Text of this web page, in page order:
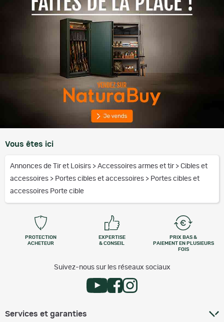
Vous êtes ici
Annonces de Tir et Loisirs > Accessoires armes et tir > Cibles et
accessoires > Portes cibles et accessoires > Portes cibles et
accessoires Porte cible
PROTECTION
ACHETEUR
EXPERTISE
& CONSEIL
PRIX BAS &
PAIEMENT EN PLUSIEURS
FOIS
Suivez-nous sur les réseaux sociaux
Services et garanties